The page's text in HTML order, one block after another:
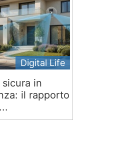
Digital Life
sicura in
il rapporto